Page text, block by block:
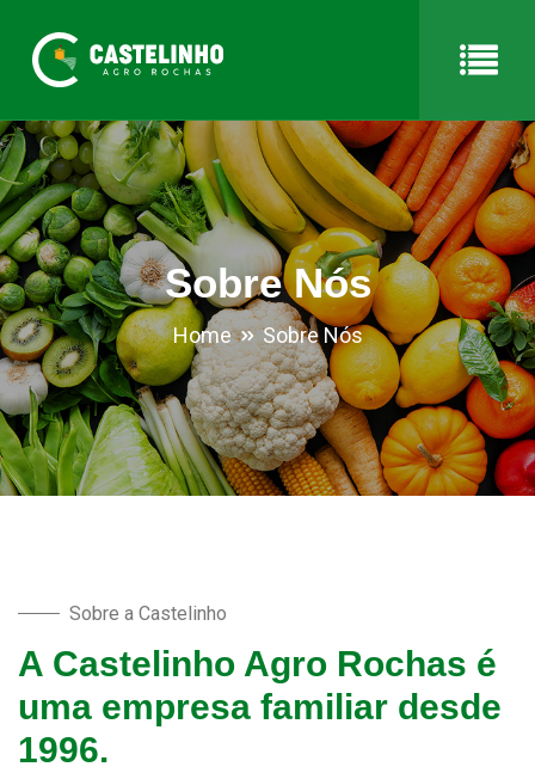
Sobre Nós
Home Sobre Nós
Sobre a Castelinho
A Castelinho Agro Rochas é
uma empresa familiar desde
1996.